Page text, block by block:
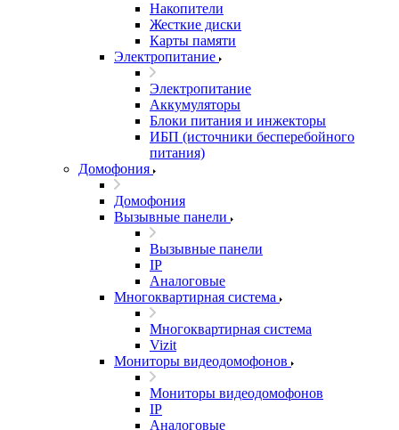
Накопители
Жесткие диски
Карты памяти
Электропитание
Электропитание
Аккумуляторы
Блоки питания и инжекторы
ИБП (источники бесперебойного
питания)
Домофония
Домофония
Вызывные панели
Вызывные панели
IP
Аналоговые
Многоквартирная система
Многоквартирная система
Vizit
Мониторы видеодомофонов
Мониторы видеодомофонов
IP
Аналоговые